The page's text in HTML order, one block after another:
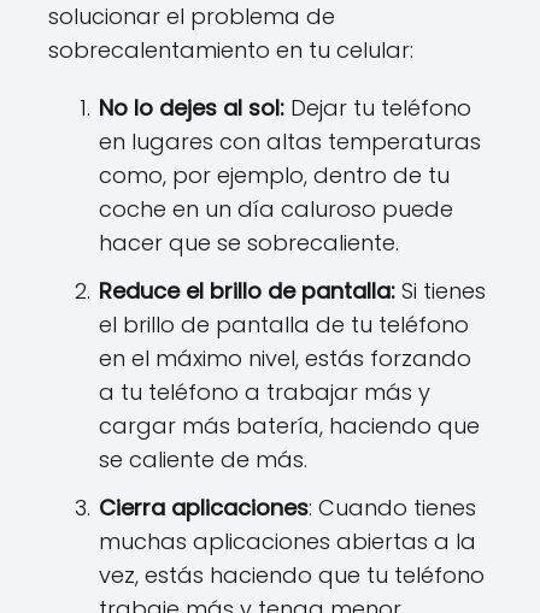
solucionar el problema de
sobrecalentamiento en tu celular:
No lo dejes al sol: Dejar tu teléfono
en lugares con altas temperaturas
como, por ejemplo, dentro de tu
coche en un día caluroso puede
hacer que se sobrecaliente.
Reduce el brillo de pantalla: Si tienes
el brillo de pantalla de tu teléfono
en el máximo nivel, estás forzando
a tu teléfono a trabajar más y
cargar más batería, haciendo que
se caliente de más.
Cierra aplicaciones: Cuando tienes
muchas aplicaciones abiertas a la
vez, estás haciendo que tu teléfono